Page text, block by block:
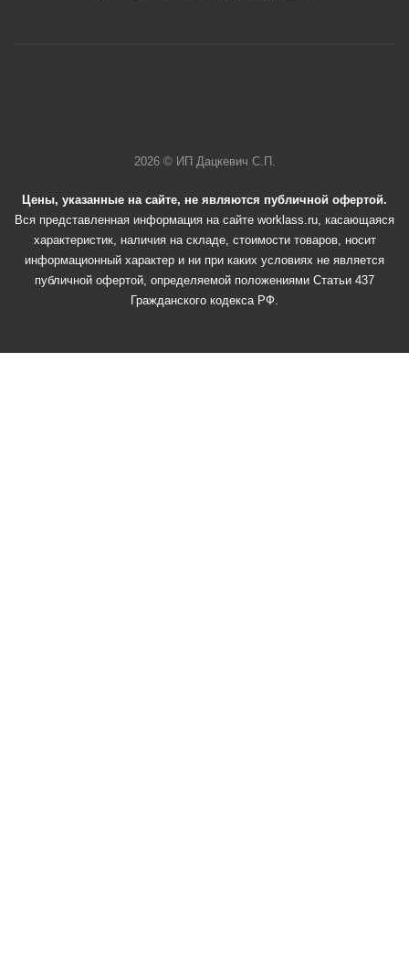
2026 © ИП Дацкевич С.П.
Цены, указанные на сайте, не являются публичной офертой.
Вся представленная информация на сайте worklass.ru, касающаяся
характеристик, наличия на складе, стоимости товаров, носит
информационный характер и ни при каких условиях не является
публичной офертой, определяемой положениями Статьи 437
Гражданского кодекса РФ.